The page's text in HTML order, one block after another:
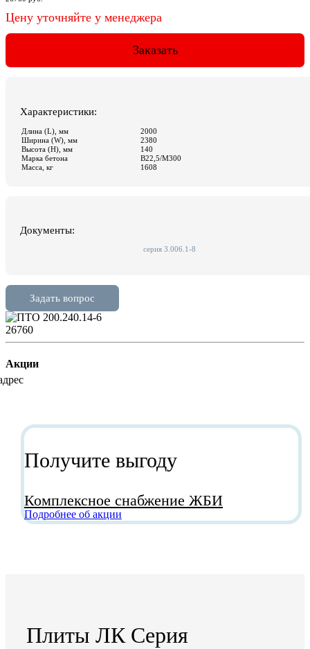
26760
Акции
Получите выгоду
Комплексное снабжение ЖБИ
Подробнее об акции
Плиты ЛК Серия